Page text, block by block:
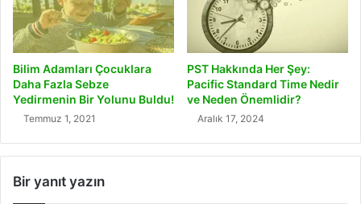
Bilim Adamları Çocuklara
Daha Fazla Sebze
Yedirmenin Bir Yolunu Buldu!
Temmuz 1, 2021
PST Hakkında Her Şey:
Pacific Standard Time Nedir
ve Neden Önemlidir?
Aralık 17, 2024
Bir yanıt yazın